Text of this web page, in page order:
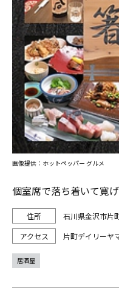
個室席で落ち着いて寛
石川県金沢市片
片町デイリーヤ
画像提供：ホットペッパー グルメ
居酒屋